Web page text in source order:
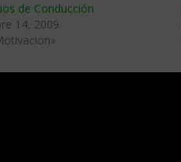
de Conducción
14, 2009